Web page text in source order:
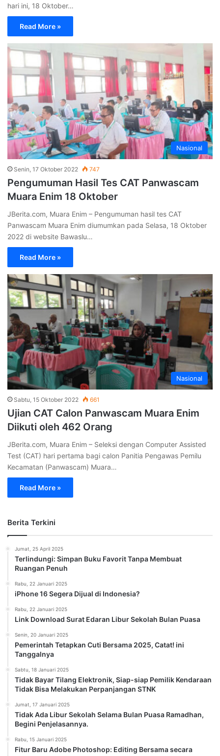
hari ini, 18 Oktober…
Read More »
Nasional
Senin, 17 Oktober 2022 747
Pengumuman Hasil Tes CAT Panwascam
Muara Enim 18 Oktober
JBerita.com, Muara Enim – Pengumuman hasil tes CAT
Panwascam Muara Enim diumumkan pada Selasa, 18 Oktober
2022 di website Bawaslu…
Read More »
Nasional
Sabtu, 15 Oktober 2022 661
Ujian CAT Calon Panwascam Muara Enim
Diikuti oleh 462 Orang
JBerita.com, Muara Enim – Seleksi dengan Computer Assisted
Test (CAT) hari pertama bagi calon Panitia Pengawas Pemilu
Kecamatan (Panwascam) Muara…
Read More »
Berita Terkini
Jumat, 25 April 2025
Terlindungi: Simpan Buku Favorit Tanpa Membuat
Ruangan Penuh
Rabu, 22 Januari 2025
iPhone 16 Segera Dijual di Indonesia?
Rabu, 22 Januari 2025
Link Download Surat Edaran Libur Sekolah Bulan Puasa
Senin, 20 Januari 2025
Pemerintah Tetapkan Cuti Bersama 2025, Catat! ini
Tanggalnya
Sabtu, 18 Januari 2025
Tidak Bayar Tilang Elektronik, Siap-siap Pemilik Kendaraan
Tidak Bisa Melakukan Perpanjangan STNK
Jumat, 17 Januari 2025
Tidak Ada Libur Sekolah Selama Bulan Puasa Ramadhan,
Begini Penjelasannya.
Rabu, 15 Januari 2025
Fitur Baru Adobe Photoshop: Editing Bersama secara